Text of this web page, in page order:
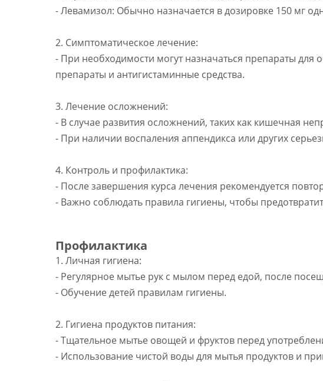
- Левамизол: Обычно назначается в дозировке 150 мг
2. Симптоматическое лечение:
- При необходимости могут назначаться препараты для
препараты и антигистаминные средства.
3. Лечение осложнений:
- В случае развития осложнений, таких как кишечная
- При наличии воспаления аппендикса или других
4. Контроль и профилактика:
- После завершения курса лечения рекомендуется
- Важно соблюдать правила гигиены, чтобы
Профилактика
1. Личная гигиена:
- Регулярное мытье рук с мылом перед едой, после
- Обучение детей правилам гигиены.
2. Гигиена продуктов питания:
- Тщательное мытье овощей и фруктов перед
- Использование чистой воды для мытья продуктов и